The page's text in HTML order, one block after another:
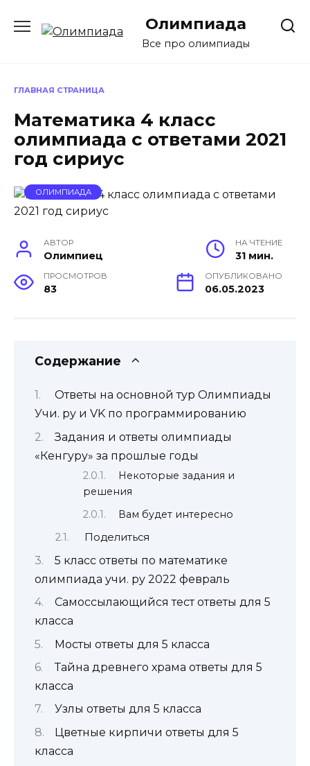
содержанию
Олимпиада
Все про олимпиады
ГЛАВНАЯ СТРАНИЦА
Математика 4 класс
олимпиада с ответами 2021
год сириус
ОЛИМПИАДА
АВТОР
Олимпиец
НА ЧТЕНИЕ
31 мин.
ПРОСМОТРОВ
83
ОПУБЛИКОВАНО
06.05.2023
Содержание
Ответы на основной тур Олимпиады
Учи. ру и VK по программированию
Задания и ответы олимпиады
«Кенгуру» за прошлые годы
Некоторые задания и
решения
Вам будет интересно
Поделиться
5 класс ответы по математике
олимпиада учи. ру 2022 февраль
Самоссылающийся тест ответы для 5
класса
Мосты ответы для 5 класса
Тайна древнего храма ответы для 5
класса
Узлы ответы для 5 класса
Цветные кирпичи ответы для 5
класса